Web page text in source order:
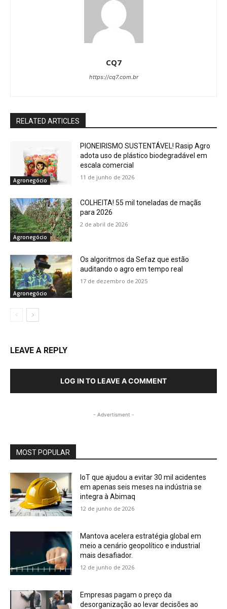
CQ7
https://cq7.com.br
RELATED ARTICLES
Agronegócio
PIONEIRISMO SUSTENTÁVEL! Rasip Agro
adota uso de plástico biodegradável em
escala comercial
11 de junho de 2026
Agronegócio
COLHEITA! 55 mil toneladas de maçãs
para 2026
2 de abril de 2026
Agronegócio
Os algoritmos da Sefaz que estão
auditando o agro em tempo real
17 de dezembro de 2025
LEAVE A REPLY
LOG IN TO LEAVE A COMMENT
- Advertisment -
MOST POPULAR
IoT que ajudou a evitar 30 mil acidentes
em apenas seis meses na indústria se
integra à Abimaq
12 de junho de 2026
Mantova acelera estratégia global em
meio a cenário geopolítico e industrial
mais desafiador.
12 de junho de 2026
Empresas pagam o preço da
desorganização ao levar decisões ao